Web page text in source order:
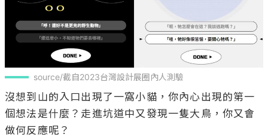
source/截自2023台灣設計展圈內人測驗
沒想到山的入口出現了一窩小貓，你內心出現的第一
個想法是什麼？走進坑道中又發現一隻大鳥，你又會
做何反應呢？